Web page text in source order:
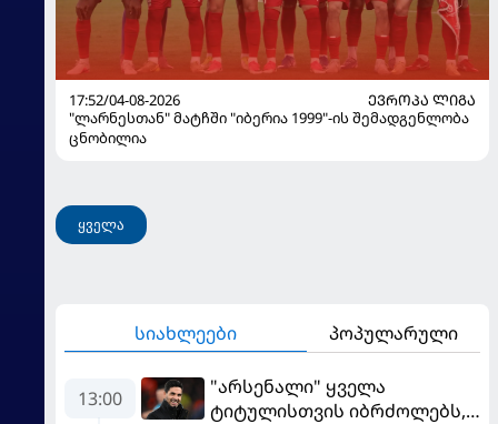
17:52/04-08-2026
ᲔᲕᲠᲝᲞᲐ ᲚᲘᲒᲐ
"ლარნესთან" მატჩში "იბერია 1999"-ის შემადგენლობა
ცნობილია
ყველა
სიახლეები პოპულარული
13:00
"არსენალი" ყველა
ტიტულისთვის იბრძოლებს,